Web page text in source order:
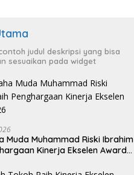
judul deskripsi yang bisa
sesuaikan pada widget
Muda Muhammad Riski Ibrahim
Kinerja Ekselen Award